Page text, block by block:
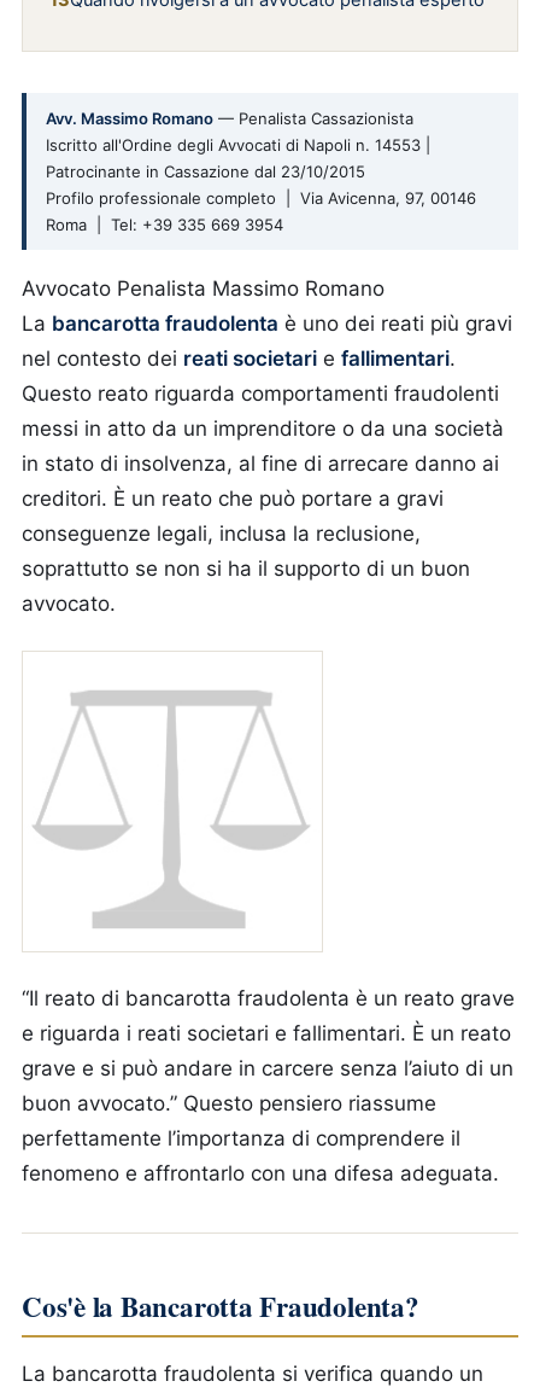
Avv. Massimo Romano — Penalista Cassazionista
Iscritto all'Ordine degli Avvocati di Napoli n. 14553 |
Patrocinante in Cassazione dal 23/10/2015
Profilo professionale completo | Via Avicenna, 97, 00146
Roma | Tel: +39 335 669 3954
Avvocato Penalista Massimo Romano
La bancarotta fraudolenta è uno dei reati più gravi
nel contesto dei reati societari e fallimentari.
Questo reato riguarda comportamenti fraudolenti
messi in atto da un imprenditore o da una società
in stato di insolvenza, al fine di arrecare danno ai
creditori. È un reato che può portare a gravi
conseguenze legali, inclusa la reclusione,
soprattutto se non si ha il supporto di un buon
avvocato.
“Il reato di bancarotta fraudolenta è un reato grave
e riguarda i reati societari e fallimentari. È un reato
grave e si può andare in carcere senza l’aiuto di un
buon avvocato.” Questo pensiero riassume
perfettamente l’importanza di comprendere il
fenomeno e affrontarlo con una difesa adeguata.
Cos'è la Bancarotta Fraudolenta?
La bancarotta fraudolenta si verifica quando un